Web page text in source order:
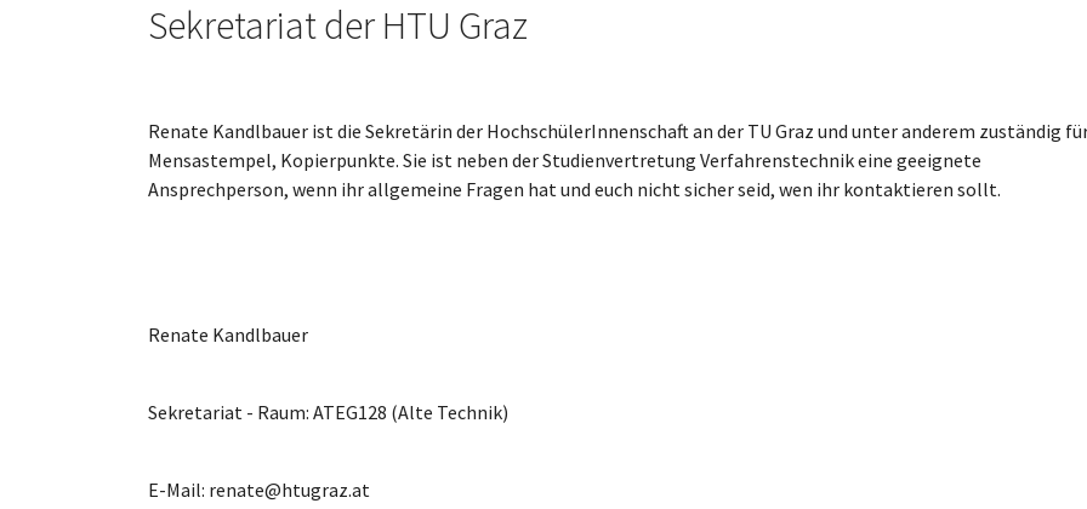
Sekretariat der HTU Graz
Renate Kandlbauer ist die Sekretärin der HochschülerInnenschaft an der TU Graz und unter anderem zuständig
Mensastempel, Kopierpunkte. Sie ist neben der Studienvertretung Verfahrenstechnik eine geeignete
Ansprechperson, wenn ihr allgemeine Fragen hat und euch nicht sicher seid, wen ihr kontaktieren sollt.
Renate Kandlbauer
Sekretariat - Raum: ATEG128 (Alte Technik)
E-Mail: renate@htugraz.at